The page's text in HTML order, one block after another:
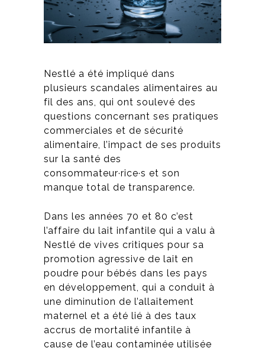
Nestlé a été impliqué dans
plusieurs scandales alimentaires au
fil des ans, qui ont soulevé des
questions concernant ses pratiques
commerciales et de sécurité
alimentaire, l’impact de ses produits
sur la santé des
consommateur·rice·s et son
manque total de transparence.
Dans les années 70 et 80 c’est
l’affaire du lait infantile qui a valu à
Nestlé de vives critiques pour sa
promotion agressive de lait en
poudre pour bébés dans les pays
en développement, qui a conduit à
une diminution de l’allaitement
maternel et a été lié à des taux
accrus de mortalité infantile à
cause de l’eau contaminée utilisée